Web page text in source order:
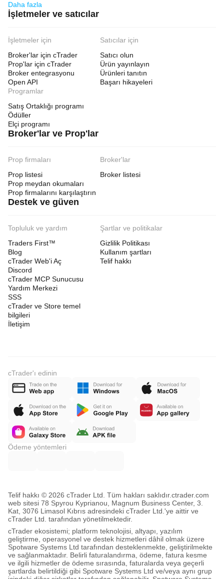
Daha fazla
İşletmeler ve satıcılar
İşletmeler için
Broker'lar için cTrader
Prop'lar için cTrader
Broker entegrasyonu
Open API
Satıcılar için
Satıcı olun
Ürün yayınlayın
Ürünleri tanıtın
Başarı hikayeleri
Programlar
Satış Ortaklığı programı
Ödüller
Elçi programı
Broker'lar ve Prop'lar
Prop firmaları
Prop listesi
Prop meydan okumaları
Prop firmalarını karşılaştırın
Broker'lar
Broker listesi
Destek ve güven
Topluluk ve yardım
Traders First™
Blog
cTrader Web'i Aç
Discord
cTrader MCP Sunucusu
Yardım Merkezi
SSS
cTrader ve Store temel
bilgileri
İletişim
Şartlar ve politikalar
Gizlilik Politikası
Kullanım şartları
Telif hakkı
cTrader'ı edinin
Ödeme yöntemleri
Telif hakkı © 2026 cTrader Ltd. Tüm hakları saklıdır.ctrader.com
web sitesi 78 Spyrou Kyprianou, Magnum Business Center, 3.
Kat, 3076 Limasol Kıbrıs adresindeki cTrader Ltd.'ye aittir ve
cTrader Ltd. tarafından yönetilmektedir.
cTrader ekosistemi; platform teknolojisi, altyapı, yazılım
geliştirme, operasyonel ve destek hizmetleri dâhil olmak üzere
Spotware Systems Ltd tarafından desteklenmekte, geliştirilmekte
ve sağlanmaktadır. Belirli faturalandırma, ödeme, fatura kesme
ve ilgili hizmetler de ödeme sırasında, faturalarda veya geçerli
şartlarda belirtildiği gibi Spotware Systems Ltd ve/veya aynı grup